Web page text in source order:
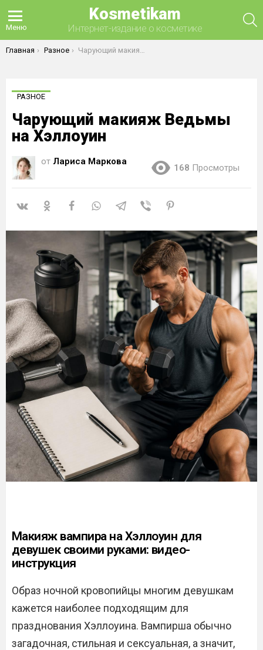
Меню
Kosmetikam
Интернет-издание о косметике
Вы здесь:
Главная Разное Чарующий макияж Ведьмы на Хэллоуин
РАЗНОЕ
Чарующий макияж Ведьмы
на Хэллоуин
от Лариса Маркова
168 Просмотры
Макияж вампира на Хэллоуин для
девушек своими руками: видео-
инструкция
Образ ночной кровопийцы многим девушкам
кажется наиболее подходящим для
празднования Хэллоуина. Вампирша обычно
загадочная, стильная и сексуальная, а значит,